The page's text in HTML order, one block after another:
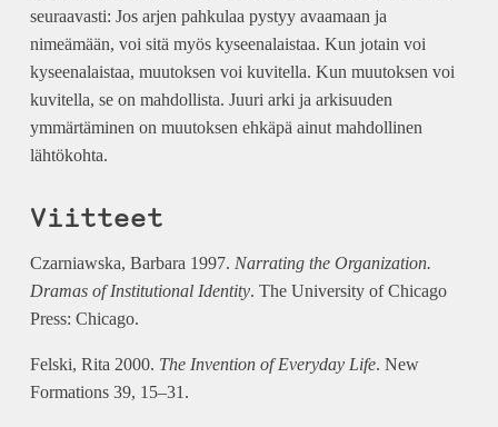
seuraavasti: Jos arjen pahkulaa pystyy avaamaan ja
nimeämään, voi sitä myös kyseenalaistaa. Kun jotain voi
kyseenalaistaa, muutoksen voi kuvitella. Kun muutoksen voi
kuvitella, se on mahdollista. Juuri arki ja arkisuuden
ymmärtäminen on muutoksen ehkäpä ainut mahdollinen
lähtökohta.
Viitteet
Czarniawska, Barbara 1997. Narrating the Organization.
Dramas of Institutional Identity. The University of Chicago
Press: Chicago.
Felski, Rita 2000. The Invention of Everyday Life. New
Formations 39, 15–31.